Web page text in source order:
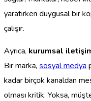
yaratırken duygusal bir
çalışır.
Ayrıca, kurumsal
Bir marka, sosyal medya
kadar birçok kanaldan
olması kritik. Yoksa,